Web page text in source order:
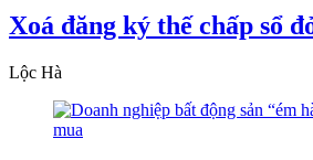
Xoá đăng ký thế chấp sổ
Lộc Hà